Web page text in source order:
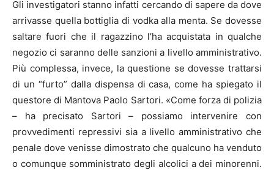
Gli investigatori stanno infatti cercando di sapere da dove
arrivasse quella bottiglia di vodka alla menta. Se dovesse
saltare fuori che il ragazzino l’ha acquistata in qualche
negozio ci saranno delle sanzioni a livello amministrativo.
Più complessa, invece, la questione se dovesse trattarsi
di un “furto” dalla dispensa di casa, come ha spiegato il
questore di Mantova Paolo Sartori. «Come forza di polizia
– ha precisato Sartori – possiamo intervenire con
provvedimenti repressivi sia a livello amministrativo che
penale dove venisse dimostrato che qualcuno ha venduto
o comunque somministrato degli alcolici a dei minorenni.